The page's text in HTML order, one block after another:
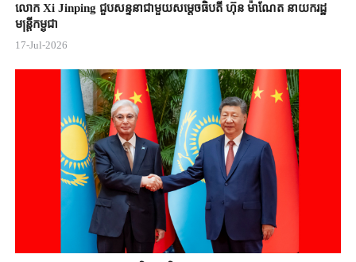
លោក Xi Jinping ជួបសន្ទនាជាមួយសម្តេចធិបតី ហ៊ុន ម៉ាណែត នាយករដ្ឋ
មន្ត្រីកម្ពុជា
17-Jul-2026